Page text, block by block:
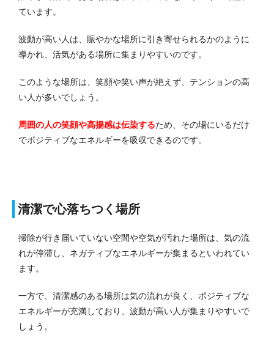
ています。
波動が高い人は、賑やかな場所に引き寄せられるかのように
導かれ、活気がある場所に集まりやすいのです。
このような場所は、笑顔や笑い声が絶えず、テンションの高
い人が多いでしょう。
周囲の人の笑顔や高揚感は伝染するため、その場にいるだけ
でポジティブなエネルギーを吸収できるのです。
清潔で心落ちつく場所
掃除が行き届いていない空間や空気が汚れた場所は、気の流
れが停滞し、ネガティブなエネルギーが集まるといわれてい
ます。
一方で、清潔感のある場所は気の流れが良く、ポジティブな
エネルギーが充満しており、波動が高い人が集まりやすいで
しょう。